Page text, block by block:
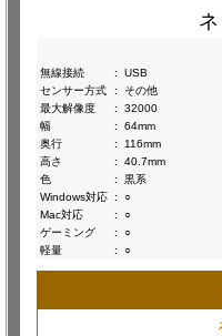
ネ
無線接続
:
USB
センサー方式
:
その他
最大解像度
:
32000
幅
:
64mm
奥行
:
116mm
高さ
:
40.7mm
色
:
黒系
Windows対応 :
○
Mac対応
:
○
ゲーミング
:
○
軽量
: ○